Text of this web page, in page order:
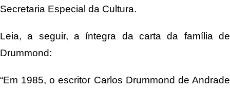
Secretaria Especial da Cultura.
Leia, a seguir, a íntegra da carta da família de
Drummond:
“Em 1985, o escritor Carlos Drummond de Andrade